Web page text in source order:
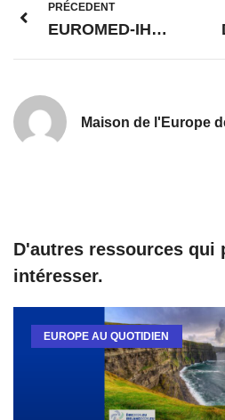
PRÉCEDENT
EUROMED-IHEDN – Activités de notre partenaire
Maison de l'Europe
D'autres ressources qui
intéresser.
EUROPE AU QUOTIDIEN